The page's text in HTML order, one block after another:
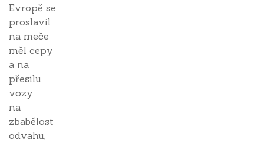
Evropě se
proslavil
na meče
měl cepy
a na
přesilu
vozy
na
zbabělost
odvahu,